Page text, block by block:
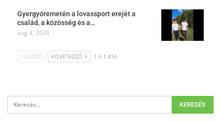
Gyergyóremetén a lovassport erejét a
család, a közösség és a…
aug 4, 2026
ELŐZŐ KÖVETKEZŐ 1 A 1 414